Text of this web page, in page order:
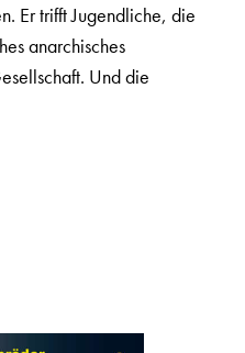
Er trifft Jugendliche, die
anarchisches
Und die